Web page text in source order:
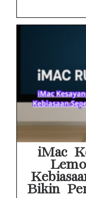
iMac
Bikin